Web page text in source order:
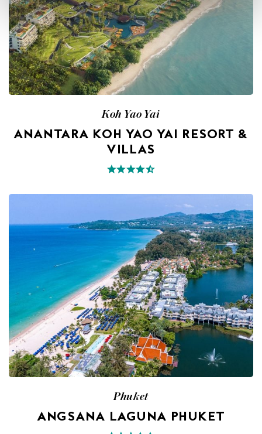
Koh Yao Yai
ANANTARA KOH YAO YAI RESORT &
VILLAS
Phuket
ANGSANA LAGUNA PHUKET